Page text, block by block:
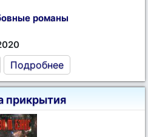
романы
Подробнее
прикрытия